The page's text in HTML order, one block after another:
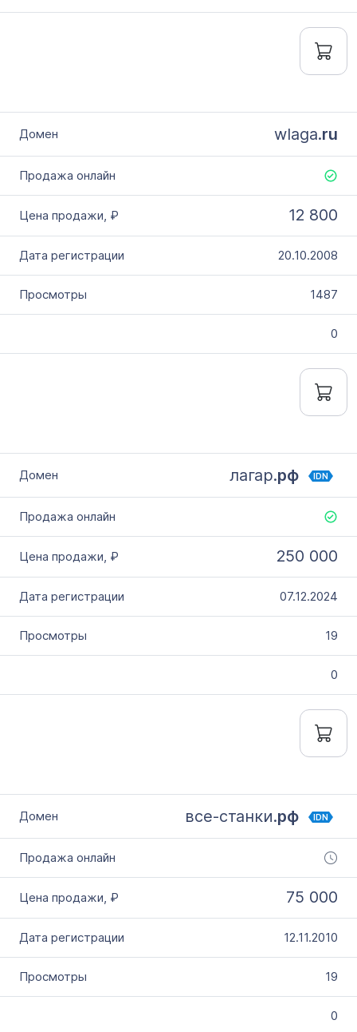
wlaga.ru
12 800
20.10.2008
1487
0
лагар.рф IDN
250 000
07.12.2024
19
0
все-станки.рф IDN
75 000
12.11.2010
19
0